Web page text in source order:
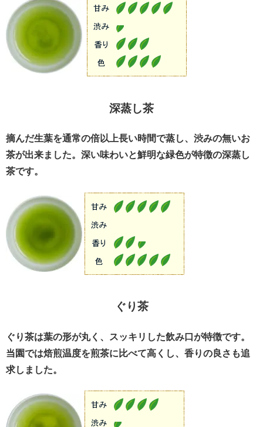
深蒸し茶
摘んだ生葉を通常の倍以上長い時間で蒸し、渋みの無いお
茶が出来ました。深い味わいと鮮明な緑色が特徴の深蒸し
茶です。
ぐり茶
ぐり茶は葉の形が丸く、スッキリした飲み口が特徴です。
当園では焙煎温度を煎茶に比べて高くし、香りの良さも追
求しました。